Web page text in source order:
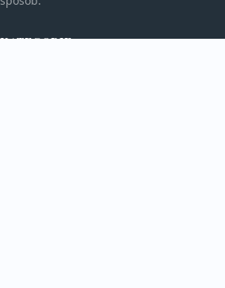
KATEGORIE